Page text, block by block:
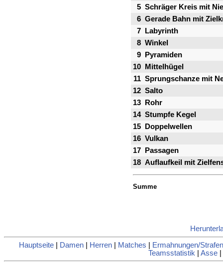
5 Schräger Kreis mit
6 Gerade Bahn mit
7
Labyrinth
8 Winkel
9
Pyramiden
10
Mittelhügel
11 Sprungschanze mit
12 Salto
13
Rohr
14 Stumpfe Kegel
15
Doppelwellen
16 Vulkan
17
Passagen
18 Auflaufkeil mit
Summe
Hauptseite| Damen| Herren| Matches
Ermahnungen/Strafen
Teamsstatistik
Asse